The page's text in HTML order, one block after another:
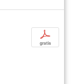
p
gratis